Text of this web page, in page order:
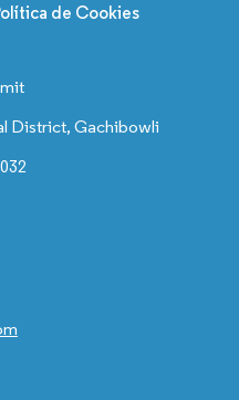
de Cookies
District, Gachibowli